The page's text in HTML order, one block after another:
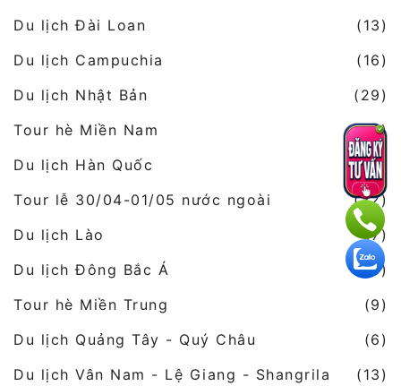
Du lịch Đài Loan
(13)
Du lịch Campuchia
(16)
Du lịch Nhật Bản
(29)
Tour hè Miền Nam
(15)
Du lịch Hàn Quốc
(8)
Tour lễ 30/04-01/05 nước ngoài
(22)
Du lịch Lào
(7)
Du lịch Đông Bắc Á
(8)
Tour hè Miền Trung
(9)
Du lịch Quảng Tây - Quý Châu
(6)
Du lịch Vân Nam - Lệ Giang - Shangrila
(13)